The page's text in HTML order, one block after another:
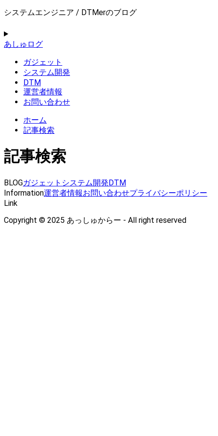
システムエンジニア / DTMerのブログ
あしゅログ
ガジェット
システム開発
DTM
運営者情報
お問い合わせ
ホーム
記事検索
記事検索
BLOGガジェット システム開発DTM
Information運営者情報お問い合わせプライバシーポリシー
Link
Copyright © 2025 あっしゅからー - All right reserved